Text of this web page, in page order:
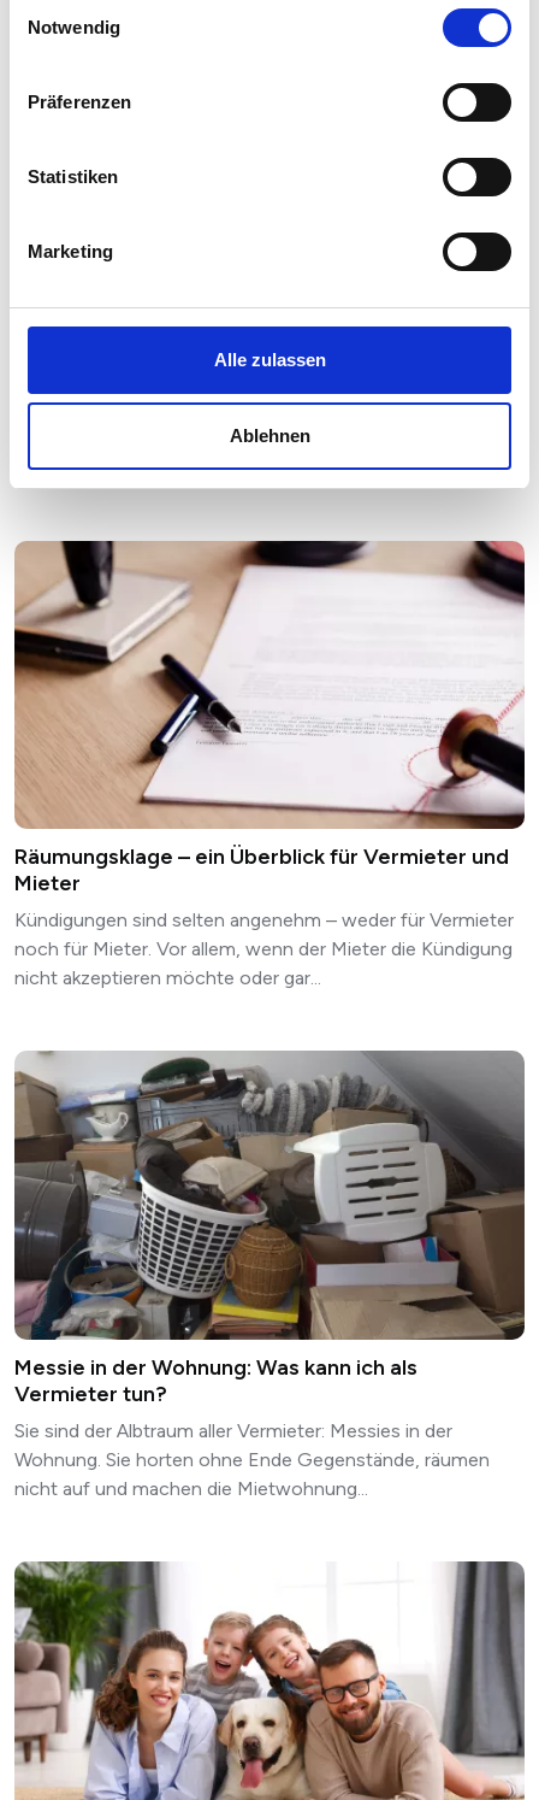
Notwendig
Präferenzen
Statistiken
Marketing
Alle zulassen
Ablehnen
Was sollten Vermieter bei der ordentlichen
Kündigung des Mietverhältnisses beachten?
Die ordentliche Kündigung durch den Vermieter
unterscheidet sich grundlegend von der außerordentlichen
bzw. fristlosen Kündigung. Dennoch muss der...
Räumungsklage – ein Überblick für Vermieter und
Mieter
Kündigungen sind selten angenehm – weder für Vermieter
noch für Mieter. Vor allem, wenn der Mieter die Kündigung
nicht akzeptieren möchte oder gar...
Messie in der Wohnung: Was kann ich als
Vermieter tun?
Sie sind der Albtraum aller Vermieter: Messies in der
Wohnung. Sie horten ohne Ende Gegenstände, räumen
nicht auf und machen die Mietwohnung...